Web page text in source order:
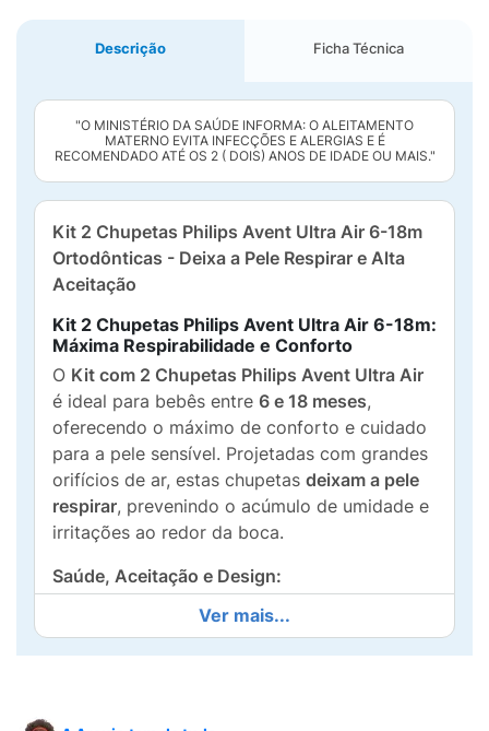
Descrição Ficha Técnica
"O MINISTÉRIO DA SAÚDE INFORMA: O ALEITAMENTO
MATERNO EVITA INFECÇÕES E ALERGIAS E É
RECOMENDADO ATÉ OS 2 ( DOIS) ANOS DE IDADE OU MAIS."
Kit 2 Chupetas Philips Avent Ultra Air 6-18m
Ortodônticas - Deixa a Pele Respirar e Alta
Aceitação
Kit 2 Chupetas Philips Avent Ultra Air 6-18m:
Máxima Respirabilidade e Conforto
O Kit com 2 Chupetas Philips Avent Ultra Air
é ideal para bebês entre 6 e 18 meses,
oferecendo o máximo de conforto e cuidado
para a pele sensível. Projetadas com grandes
orifícios de ar, estas chupetas deixam a pele
respirar, prevenindo o acúmulo de umidade e
irritações ao redor da boca.
Saúde, Aceitação e Design:
Tecnologia Ultra Air:O escudo leve e
Ver mais...